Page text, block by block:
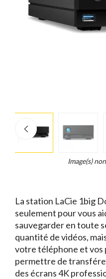
info
Image(s)
La station LaCie 1big
seulement pour vous
sauvegarder en toute
quantité de vidéos,
votre téléphone et vos
permettre de
des écrans 4K